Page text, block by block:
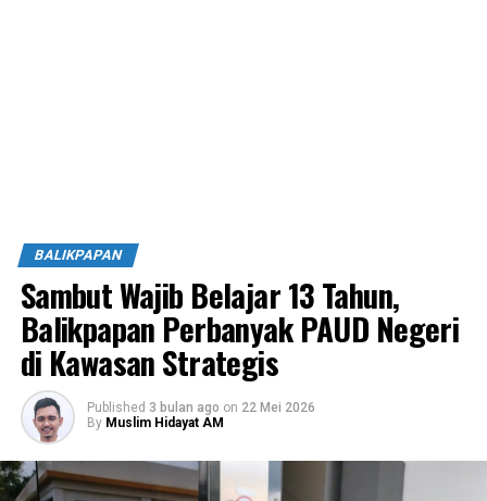
BALIKPAPAN
Sambut Wajib Belajar 13 Tahun,
Balikpapan Perbanyak PAUD Negeri
di Kawasan Strategis
Published 3 bulan ago on 22 Mei 2026
By Muslim Hidayat AM